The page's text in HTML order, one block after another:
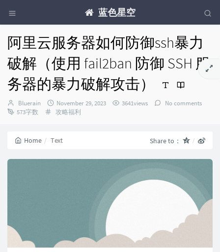
蓝色星空
阿里云服务器如何防御ssh暴力
破解（使用 fail2ban 防御 SSH 服
务器的暴力破解攻击）
Author：
Bluerain
发
布
November 29, 2023 3641views
No comments
573字数
Categories：
攻略福利
Home Text Share to：